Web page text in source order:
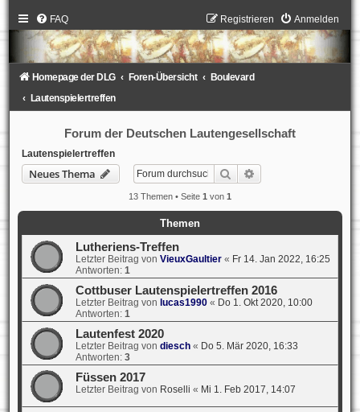
FAQ Anmelden
Registrieren
Homepage der DLG Foren-Übersicht
Boulevard
Lautenspielertreffen
Forum der Deutschen Lautengesellschaft
Lautenspielertreffen
Neues Thema Suche
13 Themen • Seite 1 von 1
Themen
Lutheriens-Treffen
Letzter Beitrag von VieuxGaultier« Fr 14. Jan 2022, 16:25
Antworten: 1
Cottbuser Lautenspielertreffen 2016
Letzter Beitrag von lucas1990« Do 1. Okt 2020, 10:00
Antworten: 1
Lautenfest 2020
Letzter Beitrag von diesch« Do 5. Mär 2020, 16:33
Antworten: 3
Füssen 2017
Letzter Beitrag von Roselli « Mi 1. Feb 2017, 14:07